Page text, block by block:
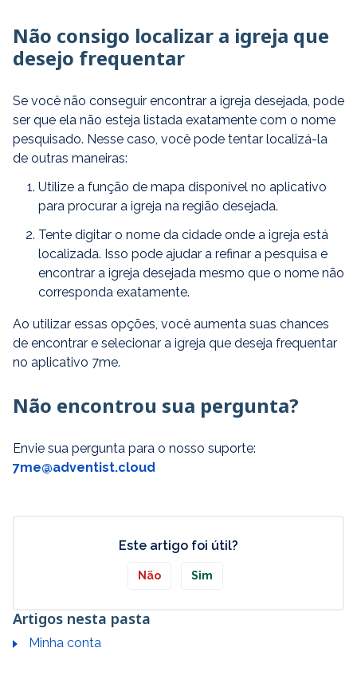
Não consigo localizar a igreja que
desejo frequentar
Se você não conseguir encontrar a igreja desejada, pode
ser que ela não esteja listada exatamente com o nome
pesquisado. Nesse caso, você pode tentar localizá-la
de outras maneiras:
Utilize a função de mapa disponível no aplicativo
para procurar a igreja na região desejada.
Tente digitar o nome da cidade onde a igreja está
localizada. Isso pode ajudar a refinar a pesquisa e
encontrar a igreja desejada mesmo que o nome não
corresponda exatamente.
Ao utilizar essas opções, você aumenta suas chances
de encontrar e selecionar a igreja que deseja frequentar
no aplicativo 7me.
Não encontrou sua pergunta?
Envie sua pergunta para o nosso suporte:
7me@adventist.cloud
Este artigo foi útil?
Não Sim
Artigos nesta pasta
Minha conta